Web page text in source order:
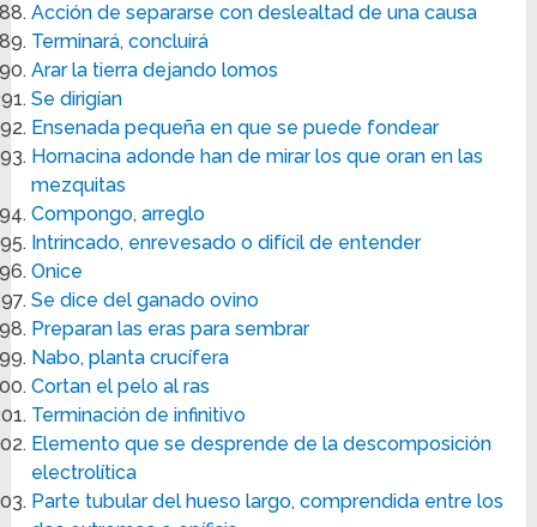
Acción de separarse con deslealtad de una causa
Terminará, concluirá
Arar la tierra dejando lomos
Se dirigían
Ensenada pequeña en que se puede fondear
Hornacina adonde han de mirar los que oran en las
mezquitas
Compongo, arreglo
Intrincado, enrevesado o difícil de entender
Onice
Se dice del ganado ovino
Preparan las eras para sembrar
Nabo, planta crucífera
Cortan el pelo al ras
Terminación de infinitivo
Elemento que se desprende de la descomposición
electrolítica
Parte tubular del hueso largo, comprendida entre los